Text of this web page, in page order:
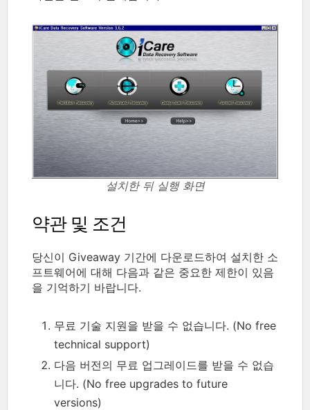
설치한 뒤 실행 화면
약관 및 조건
당신이 Giveaway 기간에 다운로드하여 설치한 소
프트웨어에 대해 다음과 같은 중요한 제한이 있음
을 기억하기 바랍니다.
무료 기술 지원을 받을 수 없습니다. (No free
technical support)
다음 버전의 무료 업그레이드를 받을 수 없습
니다. (No free upgrades to future
versions)